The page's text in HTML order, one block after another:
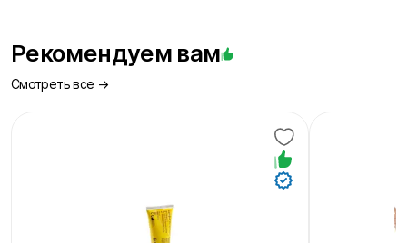
Рекомендуем вам
Смотреть все →